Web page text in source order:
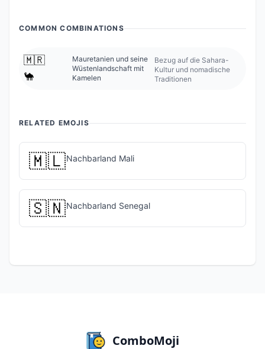
COMMON COMBINATIONS
🇲🇷
🐪
Mauretanien und seine
Wüstenlandschaft mit
Kamelen
Bezug auf die Sahara-
Kultur und nomadische
Traditionen
RELATED EMOJIS
🇲🇱Nachbarland Mali
🇸🇳Nachbarland Senegal
ComboMoji